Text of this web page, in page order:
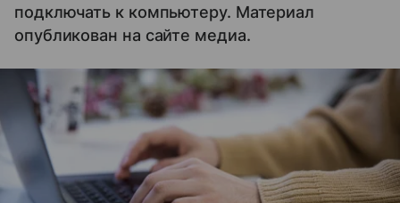
подключать к компьютеру. Материал
опубликован на сайте медиа.